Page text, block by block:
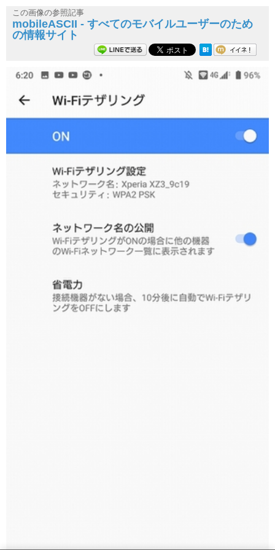
この画像の参照記事
mobileASCII - すべてのモバイルユーザーのため
の情報サイト